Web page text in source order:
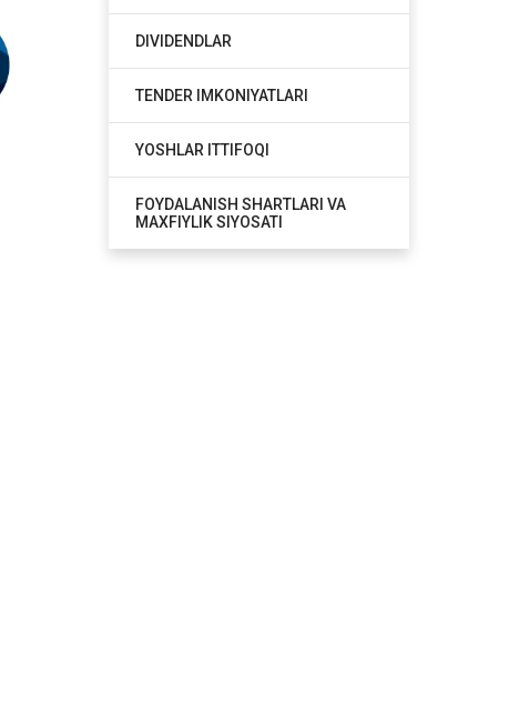
DIVIDENDLAR
TENDER IMKONIYATLARI
YOSHLAR ITTIFOQI
FOYDALANISH SHARTLARI VA
MAXFIYLIK SIYOSATI